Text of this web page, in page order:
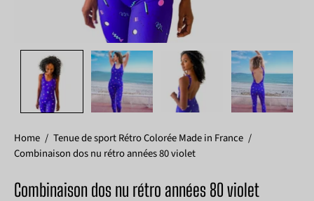
Home / Tenue de sport Rétro Colorée Made in France /
Combinaison dos nu rétro années 80 violet
Combinaison dos nu rétro années 80 violet